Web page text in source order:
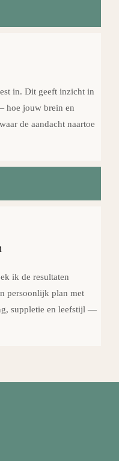
in. Dit geeft inzicht in
hoe jouw brein en
de aandacht naartoe
ik de resultaten
persoonlijk plan met
suppletie en leefstijl —